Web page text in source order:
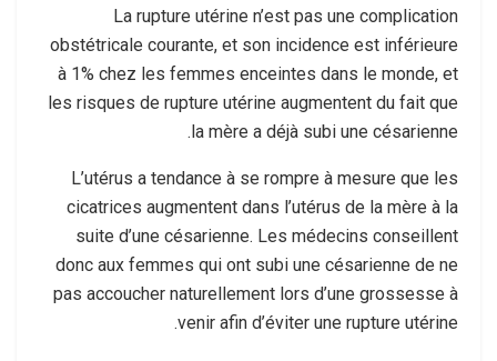
La rupture utérine n’est pas une complication
obstétricale courante, et son incidence est inférieure
à 1% chez les femmes enceintes dans le monde, et
les risques de rupture utérine augmentent du fait que
la mère a déjà subi une césarienne.
L’utérus a tendance à se rompre à mesure que les
cicatrices augmentent dans l’utérus de la mère à la
suite d’une césarienne. Les médecins conseillent
donc aux femmes qui ont subi une césarienne de ne
pas accoucher naturellement lors d’une grossesse à
venir afin d’éviter une rupture utérine.